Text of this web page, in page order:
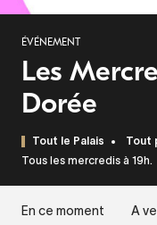
ÉVÉNEMENT
Les
Dorée
Tout le Palais Tout
Tous les mercredis à 19h.
En ce moment A